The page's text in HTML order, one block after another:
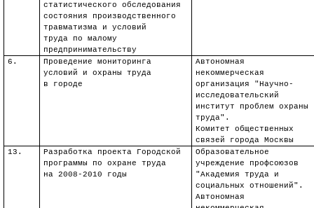
статистического обследования
состояния производственного
травматизма и условий
труда по малому
предпринимательству
6.
Проведение мониторинга
условий и охраны труда
в городе
Автономная
некоммерческая
организация "Научно-
исследовательский
институт проблем охраны
труда".
Комитет общественных
связей города Москвы
13.
Разработка проекта Городской
программы по охране труда
на 2008-2010 годы
Образовательное
учреждение профсоюзов
"Академия труда и
социальных отношений".
Автономная